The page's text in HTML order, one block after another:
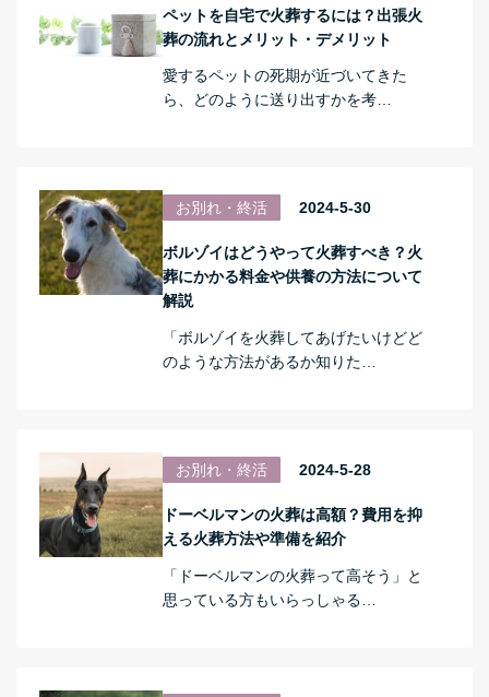
ペットを自宅で火葬するには？出張火
葬の流れとメリット・デメリット
愛するペットの死期が近づいてきた
ら、どのように送り出すかを考…
お別れ・終活 2024-5-30
ボルゾイはどうやって火葬すべき？火
葬にかかる料金や供養の方法について
解説
「ボルゾイを火葬してあげたいけどど
のような方法があるか知りた…
お別れ・終活 2024-5-28
ドーベルマンの火葬は高額？費用を抑
える火葬方法や準備を紹介
「ドーベルマンの火葬って高そう」と
思っている方もいらっしゃる…